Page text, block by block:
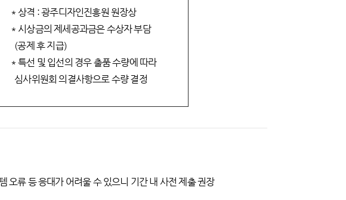
상격 : 광주디자인진흥원 원장상
시상금의 제세공과금은 수상자 부담
공제 후 지급)
특선 및 입선의 경우 출품 수량에 따라
사위원회 의결사항으로 수량 결정
오류 등 응대가 어려울 수 있으니 기간 내 사전 제출 권장